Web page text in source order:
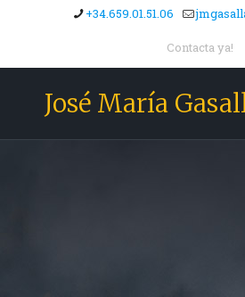
+34.659.01.51.06
Contacta ya!
José María